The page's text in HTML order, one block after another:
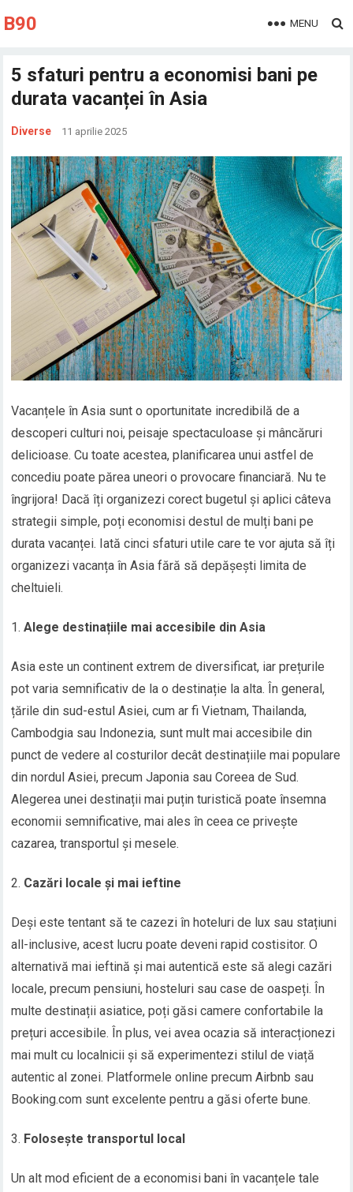
B90 MENU
5 sfaturi pentru a economisi bani pe
durata vacanței în Asia
Diverse 11 aprilie 2025
Vacanțele în Asia sunt o oportunitate incredibilă de a
descoperi culturi noi, peisaje spectaculoase și mâncăruri
delicioase. Cu toate acestea, planificarea unui astfel de
concediu poate părea uneori o provocare financiară. Nu te
îngrijora! Dacă îți organizezi corect bugetul și aplici câteva
strategii simple, poți economisi destul de mulți bani pe
durata vacanței. Iată cinci sfaturi utile care te vor ajuta să îți
organizezi vacanța în Asia fără să depășești limita de
cheltuieli.
Alege destinațiile mai accesibile din Asia
Asia este un continent extrem de diversificat, iar prețurile
pot varia semnificativ de la o destinație la alta. În general,
țările din sud-estul Asiei, cum ar fi Vietnam, Thailanda,
Cambodgia sau Indonezia, sunt mult mai accesibile din
punct de vedere al costurilor decât destinațiile mai populare
din nordul Asiei, precum Japonia sau Coreea de Sud.
Alegerea unei destinații mai puțin turistică poate însemna
economii semnificative, mai ales în ceea ce privește
cazarea, transportul și mesele.
Cazări locale și mai ieftine
Deși este tentant să te cazezi în hoteluri de lux sau stațiuni
all-inclusive, acest lucru poate deveni rapid costisitor. O
alternativă mai ieftină și mai autentică este să alegi cazări
locale, precum pensiuni, hosteluri sau case de oaspeți. În
multe destinații asiatice, poți găsi camere confortabile la
prețuri accesibile. În plus, vei avea ocazia să interacționezi
mai mult cu localnicii și să experimentezi stilul de viață
autentic al zonei. Platformele online precum Airbnb sau
Booking.com sunt excelente pentru a găsi oferte bune.
Folosește transportul local
Un alt mod eficient de a economisi bani în vacanțele tale